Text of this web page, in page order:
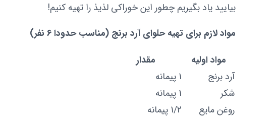
بیایید یاد بگیریم چطور این خوراکی لذیذ را تهیه کنیم!
مواد لازم برای تهیه حلوای آرد برنج (مناسب حدودا 6 نفر)
مواد اولیه
مقدار
آرد برنج
1 پیمانه
شکر
1 پیمانه
روغن مایع
1/2 پیمانه